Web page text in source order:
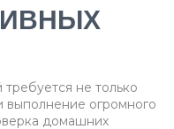
не только
выполнение огромного
домашних